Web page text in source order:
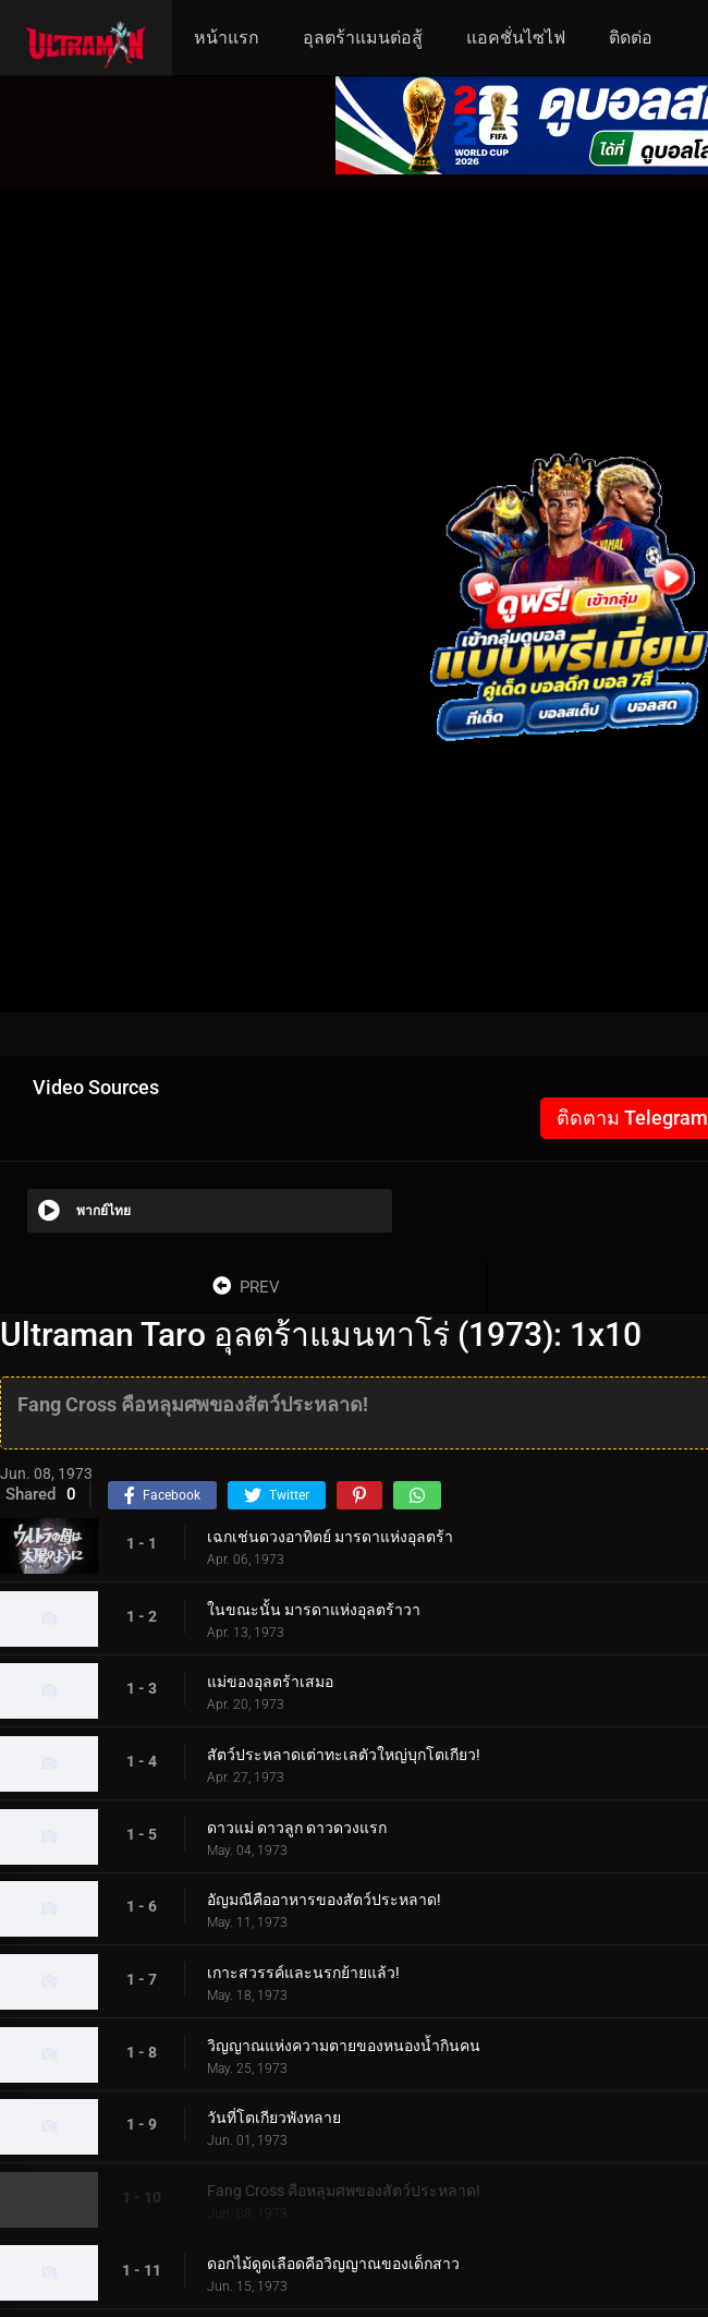
หน้าแรก อุลตร้าแมนต่อสู้ แอคชั่นไซไฟ ติดต่อ
Video Sources
ติดตาม Telegram
พากย์ไทย
PREV
Ultraman Taro อุลตร้าแมนทาโร่ (1973): 1x10
Fang Cross คือหลุมศพของสัตว์ประหลาด!
Jun. 08, 1973
Shared 0 Facebook Twitter
1 - 1 เฉกเช่นดวงอาทิตย์ มารดาแห่งอุลตร้า
Apr. 06, 1973
1 - 2 ในขณะนั้น มารดาแห่งอุลตร้าวา
Apr. 13, 1973
1 - 3 แม่ของอุลตร้าเสมอ
Apr. 20, 1973
1 - 4 สัตว์ประหลาดเต่าทะเลตัวใหญ่บุกโตเกียว!
Apr. 27, 1973
1 - 5 ดาวแม่ ดาวลูก ดาวดวงแรก
May. 04, 1973
1 - 6 อัญมณีคืออาหารของสัตว์ประหลาด!
May. 11, 1973
1 - 7 เกาะสวรรค์และนรกย้ายแล้ว!
May. 18, 1973
1 - 8 วิญญาณแห่งความตายของหนองน้ำกินคน
May. 25, 1973
1 - 9 วันที่โตเกียวพังทลาย
Jun. 01, 1973
1 - 10 Fang Cross คือหลุมศพของสัตว์ประหลาด!
Jun. 08, 1973
1 - 11 ดอกไม้ดูดเลือดคือวิญญาณของเด็กสาว
Jun. 15, 1973